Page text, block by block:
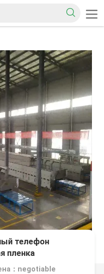
телефон
пленка
：negotiable